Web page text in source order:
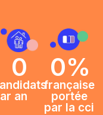
an
0
française
portée
par la cci
0%